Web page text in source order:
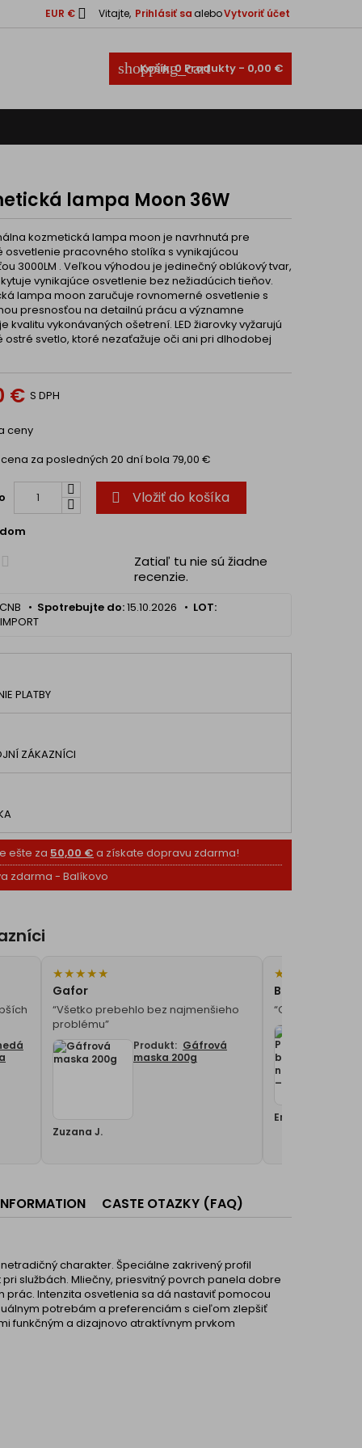
Vitajte, Prihlásiť sa aleboVytvoriť účet
EUR € 
shopping_cart
Košík:0 Produkty - 0,00 €
lampa Moon 36W
kozmetická lampa moon je navrhnutá pre
osvetlenie pracovného stolíka s vynikajúcou
3000LM . Veľkou výhodou je jedinečný oblúkový tvar,
vynikajúce osvetlenie bez nežiadúcich tieňov.
lampa moon zaručuje rovnomerné osvetlenie s
presnosťou na detailnú prácu a významne
kvalitu vykonávaných ošetrení. LED žiarovky vyžarujú
ostré svetlo, ktoré nezaťažuje oči ani pri dlhodobej
€ S DPH
za posledných 20 dní bola 79,00 €
 Vložiť do košíka
Zatiaľ tu nie sú žiadne
recenzie.
• Spotrebujte do:15.10.2026 • LOT:
PLATBY
ZÁKAZNÍCI
ešte za 50,00 € a získate dopravu zdarma!
zdarma - Balíkovo
★★★★★
Gafor
“Všetko prebehlo bez najmenšieho
problému”
Produkt: Gáfrová
maska 200g
Zuzana J.
★
Bruska na
“Odporúčam,
Erika Š.
CASTE OTAZKY (FAQ)
charakter. Špeciálne zakrivený profil
službách. Mliečny, priesvitný povrch panela dobre
Intenzita osvetlenia sa dá nastaviť pomocou
potrebám a preferenciám s cieľom zlepšiť
funkčným a dizajnovo atraktívnym prvkom